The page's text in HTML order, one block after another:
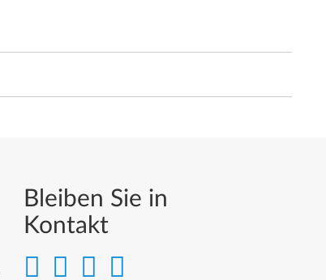
Bleiben Sie in
Kontakt